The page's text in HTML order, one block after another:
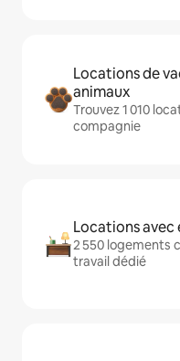
Locations de
animaux
Trouvez 1 010
compagnie
Locations avec
2 550 logements
travail dédié